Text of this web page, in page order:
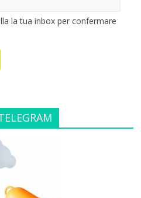
la tua inbox per confermare